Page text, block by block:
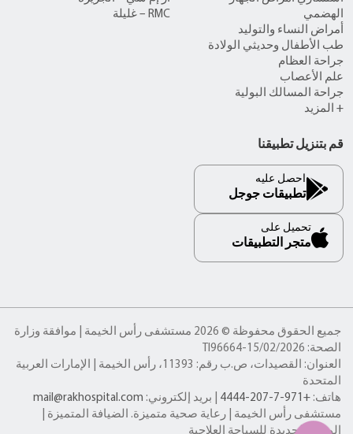
الهضمي
أمراض النساء والتوليد
طب الأطفال وحديثي الولادة
جراحة العظام
علم الأعصاب
جراحة المسالك البولية
+ المزيد
RMC – غليلة
قم بتنزيل تطبيقنا
احصل عليه
تطبيقات جوجل
تحميل على
متجر التطبيقات
جميع الحقوق محفوظة © 2026 مستشفى رأس الخيمة | موافقة وزارة
الصحة: TI96664-15/02/2026
العنوان: القصيدات، ص.ب رقم: 11393، رأس الخيمة | الإمارات العربية
المتحدة
هاتف: +971-7-207-4444 | بريد إلكتروني: mail@rakhospital.com
مستشفى رأس الخيمة | رعاية صحية متميزة. الضيافة المتميزة |
الوجهة الجديدة للسياحة العلاجية